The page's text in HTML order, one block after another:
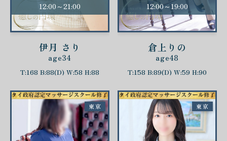
12:00～21:00
伊月 さり
age34
T:168 B:88(D) W:58 H:88
12:00～19:00
倉上りの
age48
T:158 B:89(D) W:59 H:90
東京 東京